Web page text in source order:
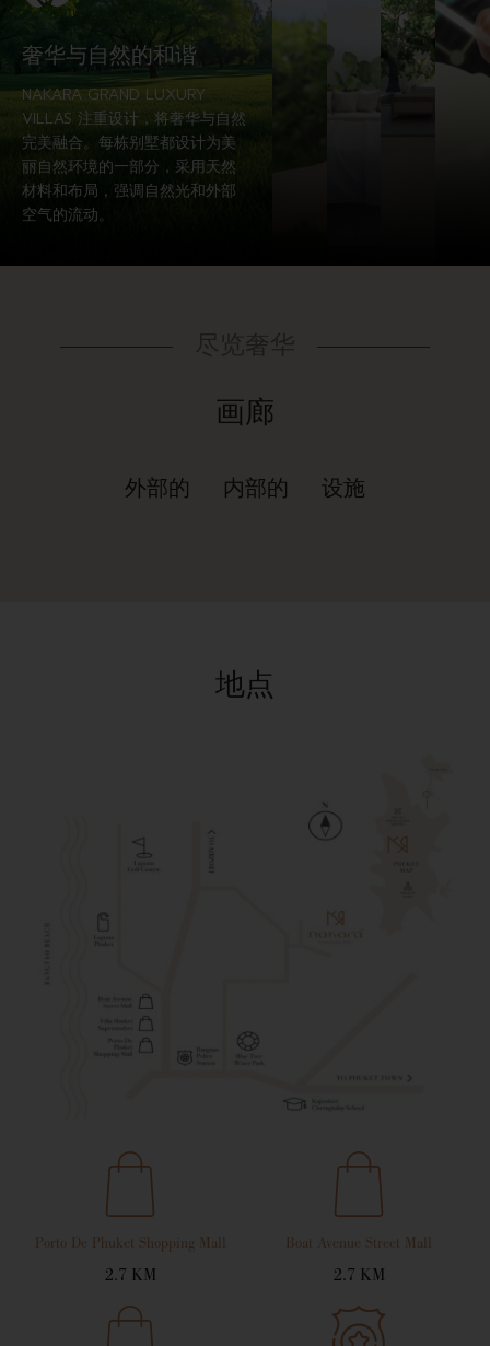
奢华与自然的和谐
NAKARA GRAND LUXURY
VILLAS 注重设计，将奢华与自然
完美融合。每栋别墅都设计为美
丽自然环境的一部分，采用天然
材料和布局，强调自然光和外部
空气的流动。
画廊
外部的 内部的 设施
地点
Porto De Phuket Shopping Mall
2.7 KM
Boat Avenue Street Mall
2.7 KM